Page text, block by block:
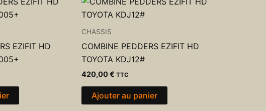
EZIFIT HD
CHASSIS
COMBINE PEDDERS EZIFIT HD
TOYOTA KDJ12#
420,00€ TTC
Ajouter au panier